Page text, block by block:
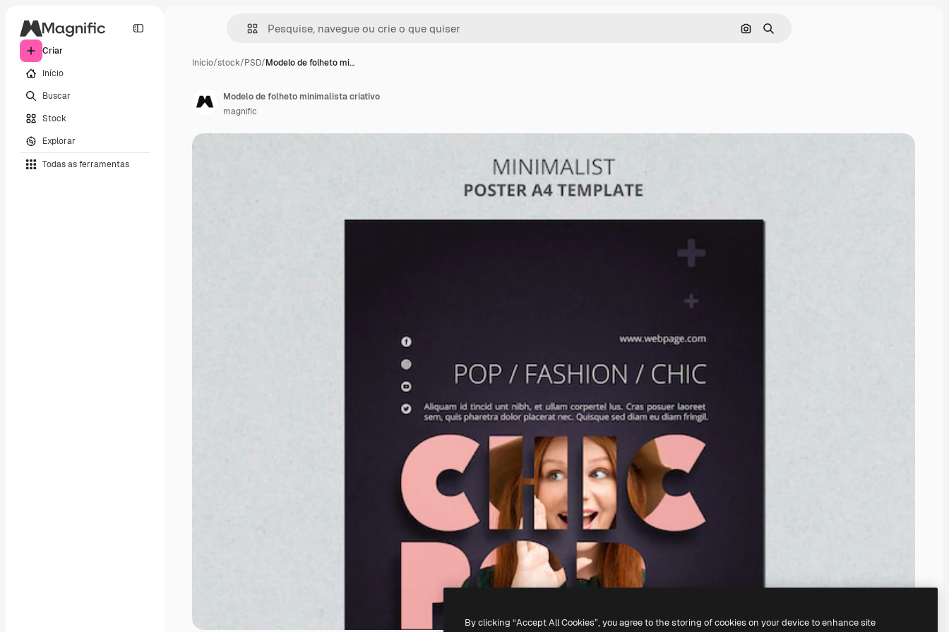
Criar
Início
Buscar
Stock
Explorar
Todas as ferramentas
Pesquisar por imagem
Buscar
Início/stock/PSD/Modelo de folheto mi…
Modelo de folheto minimalista criativo
magnific
By clicking “Accept All Cookies”, you agree to the storing of cookies on your device to enhance site